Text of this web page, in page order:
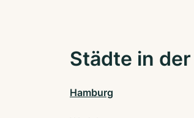
Städte in
Hamburg